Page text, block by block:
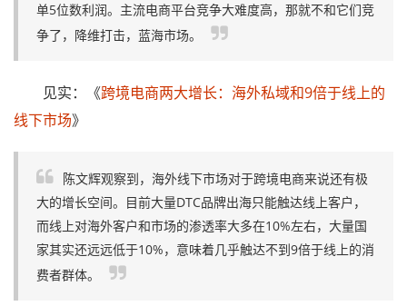
单5位数利润。主流电商平台竞争大难度高，那就不和它们竞
争了，降维打击，蓝海市场。
见实：《跨境电商两大增长：海外私域和9倍于线上的
线下市场》
陈文辉观察到，海外线下市场对于跨境电商来说还有极
大的增长空间。目前大量DTC品牌出海只能触达线上客户，
而线上对海外客户和市场的渗透率大多在10%左右，大量国
家其实还远远低于10%，意味着几乎触达不到9倍于线上的消
费者群体。